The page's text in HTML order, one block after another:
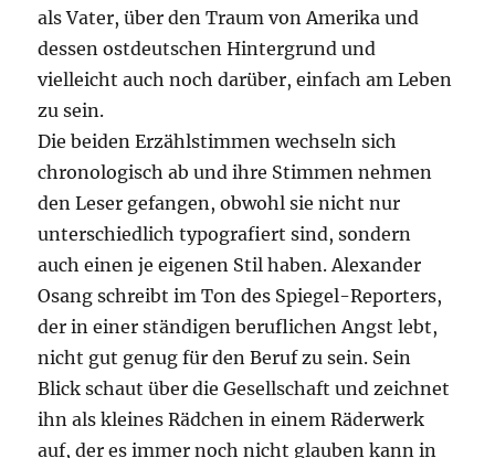
als Vater, über den Traum von Amerika und
dessen ostdeutschen Hintergrund und
vielleicht auch noch darüber, einfach am Leben
zu sein.
Die beiden Erzählstimmen wechseln sich
chronologisch ab und ihre Stimmen nehmen
den Leser gefangen, obwohl sie nicht nur
unterschiedlich typografiert sind, sondern
auch einen je eigenen Stil haben. Alexander
Osang schreibt im Ton des Spiegel-Reporters,
der in einer ständigen beruflichen Angst lebt,
nicht gut genug für den Beruf zu sein. Sein
Blick schaut über die Gesellschaft und zeichnet
ihn als kleines Rädchen in einem Räderwerk
auf, der es immer noch nicht glauben kann in